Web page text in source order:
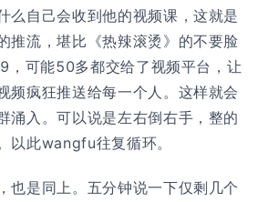
么自己会收到他的视频课，这就是
推流，堪比《热辣滚烫》的不要脸
，可能50多都交给了视频平台，让
频疯狂推送给每一个人。这样就会
涌入。可以说是左右倒右手，整的
以此wangfu往复循环。
也是同上。五分钟说一下仅剩几个